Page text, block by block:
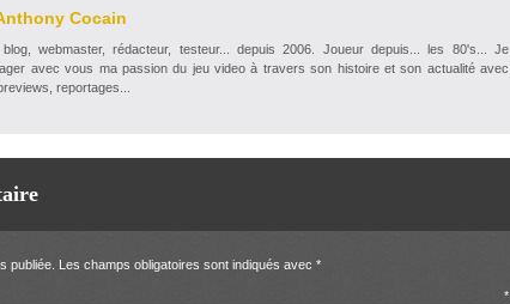
Cocain
webmaster, rédacteur, testeur... depuis 2006. Joueur depuis... les 80's... Je
avec vous ma passion du jeu video à travers son histoire et son actualité avec
reportages...
publiée. Les champs obligatoires sont indiqués avec *
*